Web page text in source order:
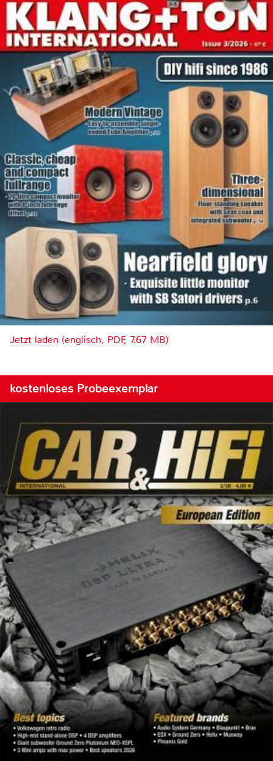
Jetzt laden (englisch, PDF, 7.67 MB)
kostenloses Probeexemplar